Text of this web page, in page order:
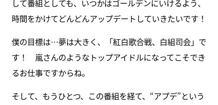
して番組としても、いつかはゴールデンにいけるよう、
時間をかけてどんどんアップデートしていきたいです！
僕の目標は…夢は大きく、「紅白歌合戦、白組司会」で
す！ 嵐さんのようなトップアイドルになってこそでき
るお仕事ですからね。
そして、もうひとつ、この番組を経て、“アプデ”という